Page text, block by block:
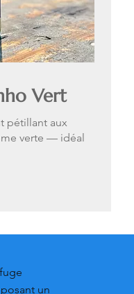
Vert
pétillant aux
verte — idéal
un